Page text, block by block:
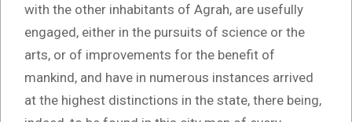
with the other inhabitants of Agrah, are usefully
engaged, either in the pursuits of science or the
arts, or of improvements for the benefit of
mankind, and have in numerous instances arrived
at the highest distinctions in the state, there being,